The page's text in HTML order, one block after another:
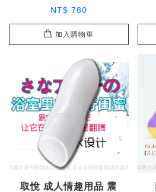
NT$ 780
加入購物車
取悅 成人情趣用品 震